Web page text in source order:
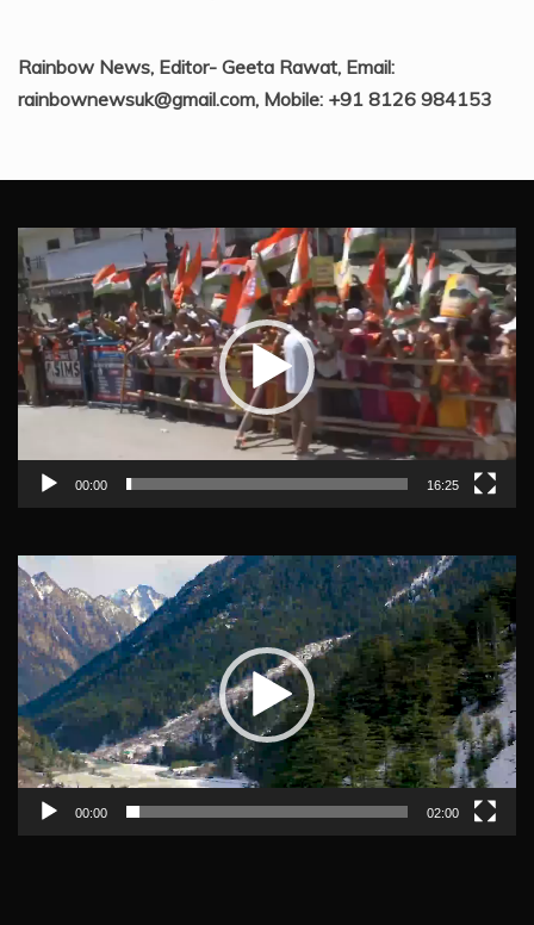
Rainbow News, Editor- Geeta Rawat, Email:
rainbownewsuk@gmail.com, Mobile: +91 8126 984153
Video
Player
00:00 16:25
Video
Player
00:00 02:00